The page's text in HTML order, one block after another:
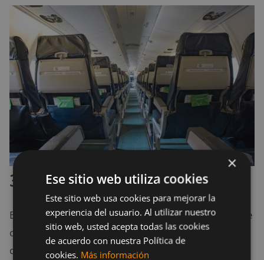
3. La manija del baño
Este es uno de los lugares donde no es de extrañarse
que encontremos este tipo de problemas, ya es uno
de los lugares que los pasajeros frecuentan más
×
Ese sitio web utiliza cookies
Este sitio web usa cookies para mejorar la
experiencia del usuario. Al utilizar nuestro
sitio web, usted acepta todas las cookies
de acuerdo con nuestra Política de
cookies. Más información